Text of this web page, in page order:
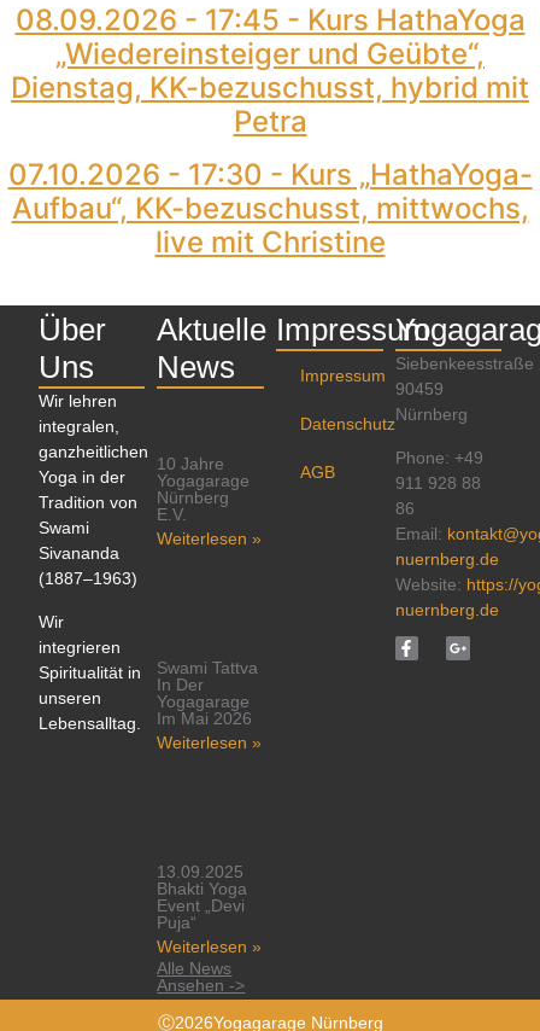
08.09.2026 - 17:45 - Kurs HathaYoga
„Wiedereinsteiger und Geübte“,
Dienstag, KK-bezuschusst, hybrid mit
Petra
07.10.2026 - 17:30 - Kurs „HathaYoga-
Aufbau“, KK-bezuschusst, mittwochs,
live mit Christine
Über
Uns
Wir lehren
integralen,
ganzheitlichen
Yoga in der
Tradition von
Swami
Sivananda
(1887–1963)
Wir
integrieren
Spiritualität in
unseren
Lebensalltag.
Aktuelle
News
10 Jahre
Yogagarage
Nürnberg
E.V.
Weiterlesen »
Swami Tattva
In Der
Yogagarage
Im Mai 2026
Weiterlesen »
13.09.2025
Bhakti Yoga
Event „Devi
Puja“
Weiterlesen »
Alle News
Ansehen ->
Impressum
Impressum
Datenschutz
AGB
Siebenkeesstraße
90459
Nürnberg
Phone: +49
911 928 88
86
Email:
nuernberg.de
Website: https://
nuernberg.de
Ⓒ2026Yogagarage Nürnberg